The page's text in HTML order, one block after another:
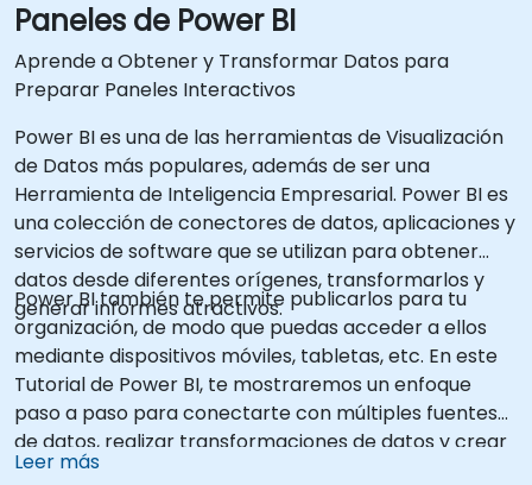
Paneles de Power BI
Aprende a Obtener y Transformar Datos para
Preparar Paneles Interactivos
Power BI es una de las herramientas de Visualización
de Datos más populares, además de ser una
Herramienta de Inteligencia Empresarial. Power BI es
una colección de conectores de datos, aplicaciones y
servicios de software que se utilizan para obtener
datos desde diferentes orígenes, transformarlos y
generar informes atractivos.
Power BI también te permite publicarlos para tu
organización, de modo que puedas acceder a ellos
mediante dispositivos móviles, tabletas, etc. En este
Tutorial de Power BI, te mostraremos un enfoque
paso a paso para conectarte con múltiples fuentes
de datos, realizar transformaciones de datos y crear
informes como gráficos, tablas, matrices, mapas,
Leer más